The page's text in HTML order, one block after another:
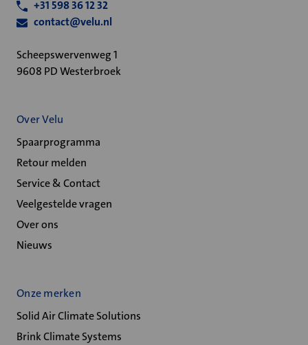
+31 598 36 12 32
contact@velu.nl
Scheepswervenweg 1
9608 PD Westerbroek
Over Velu
Spaarprogramma
Retour melden
Service & Contact
Veelgestelde vragen
Over ons
Nieuws
Onze merken
Solid Air Climate Solutions
Brink Climate Systems